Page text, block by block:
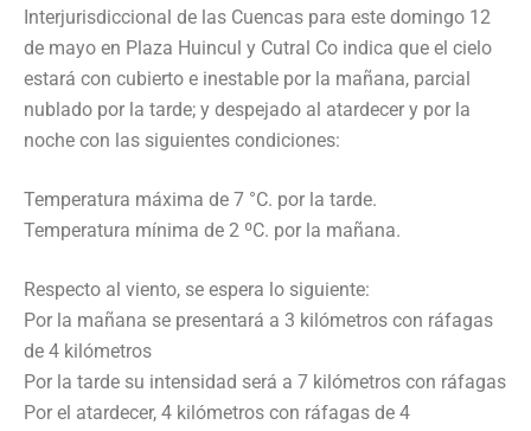
Interjurisdiccional de las Cuencas para este domingo 12
de mayo en Plaza Huincul y Cutral Co indica que el cielo
estará con cubierto e inestable por la mañana, parcial
nublado por la tarde; y despejado al atardecer y por la
noche con las siguientes condiciones:
Temperatura máxima de 7 °C. por la tarde.
Temperatura mínima de 2 ºC. por la mañana.
Respecto al viento, se espera lo siguiente:
Por la mañana se presentará a 3 kilómetros con ráfagas
de 4 kilómetros
Por la tarde su intensidad será a 7 kilómetros con ráfagas
Por el atardecer, 4 kilómetros con ráfagas de 4